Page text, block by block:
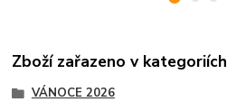
Zboží zařazeno v kategoriích
VÁNOCE 2026